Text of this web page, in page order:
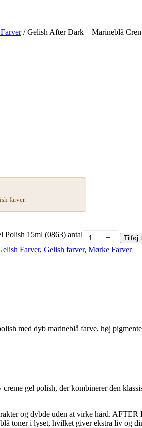
/Gelish After Dark – Marineblå
farver.
Polish 15ml (0863) antal + Tilføj
Farver, Gelish farver, Mørke Farver
med dyb marineblå farve, høj
creme gel polish, der kombinerer den
og dybde uden at virke hård.
toner i lyset, hvilket giver ekstra liv og